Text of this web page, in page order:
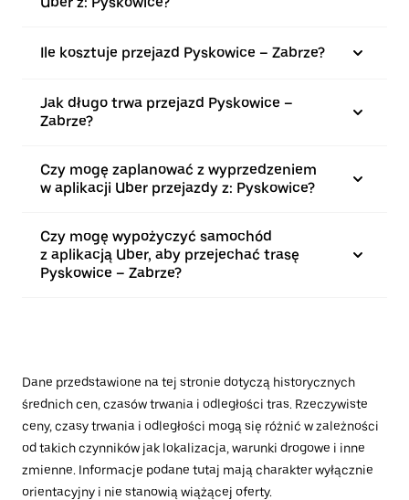
Ile kosztuje przejazd Pyskowice – Zabrze?
Jak długo trwa przejazd Pyskowice –
Zabrze?
Czy mogę zaplanować z wyprzedzeniem
w aplikacji Uber przejazdy z: Pyskowice?
Czy mogę wypożyczyć samochód
z aplikacją Uber, aby przejechać trasę
Pyskowice – Zabrze?
Dane przedstawione na tej stronie dotyczą historycznych
średnich cen, czasów trwania i odległości tras. Rzeczywiste
ceny, czasy trwania i odległości mogą się różnić w zależności
od takich czynników jak lokalizacja, warunki drogowe i inne
zmienne. Informacje podane tutaj mają charakter wyłącznie
orientacyjny i nie stanowią wiążącej oferty.